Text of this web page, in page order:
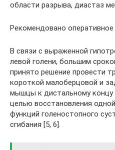
области разрыва, диастаз
Рекомендовано оперативное
В связи с выраженной
левой голени, большим
принято решение провести
короткой малоберцовой и
мышцы к дистальному концу
целью восстановления
функций голеностопного
сгибания [5, 6].